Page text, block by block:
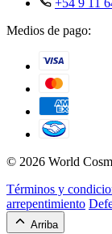
+54 9 11
Medios de pago:
© 2026 World
Términos y
arrepentimiento
Arriba